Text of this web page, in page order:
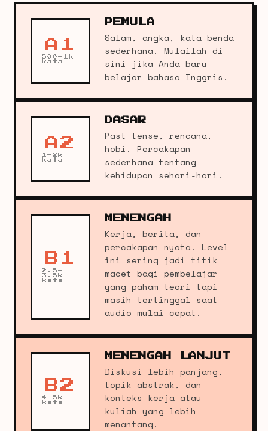
A1
500–1k
kata
PEMULA
Salam, angka, kata benda
sederhana. Mulailah di
sini jika Anda baru
belajar bahasa Inggris.
A2
1–2k
kata
DASAR
Past tense, rencana,
hobi. Percakapan
sederhana tentang
kehidupan sehari-hari.
B1
2.5–
3.5k
kata
MENENGAH
Kerja, berita, dan
percakapan nyata. Level
ini sering jadi titik
macet bagi pembelajar
yang paham teori tapi
masih tertinggal saat
audio mulai cepat.
B2
4–5k
kata
MENENGAH LANJUT
Diskusi lebih panjang,
topik abstrak, dan
konteks kerja atau
kuliah yang lebih
menantang.